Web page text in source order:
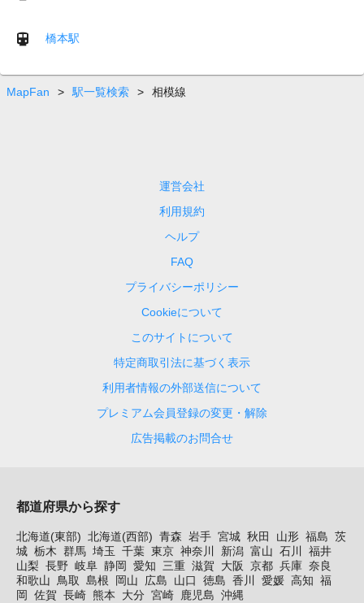
橋本駅
MapFan > 駅一覧検索 > 相模線
運営会社
利用規約
ヘルプ
FAQ
プライバシーポリシー
Cookieについて
このサイトについて
特定商取引法に基づく表示
利用者情報の外部送信について
プレミアム会員登録の変更・解除
広告掲載のお問合せ
都道府県から探す
北海道(東部) 北海道(西部) 青森 岩手 宮城 秋田 山形 福島 茨
城 栃木 群馬 埼玉 千葉 東京 神奈川 新潟 富山 石川
福井
山梨 長野 岐阜 静岡 愛知 三重 滋賀 大阪 京都 兵庫 奈良
和歌山 鳥取 島根 岡山 広島 山口 徳島 香川 愛媛 高知 福
岡
佐賀 長崎 熊本 大分 宮崎 鹿児島 沖縄